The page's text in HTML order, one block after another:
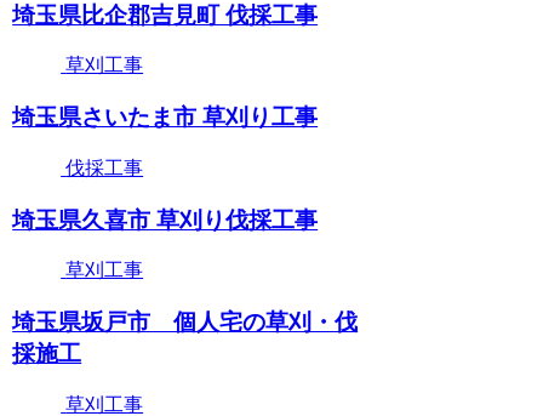
埼玉県比企郡吉見町 伐採工事
草刈工事
埼玉県さいたま市 草刈り工事
伐採工事
埼玉県久喜市 草刈り伐採工事
草刈工事
埼玉県坂戸市 個人宅の草刈・伐
採施工
草刈工事